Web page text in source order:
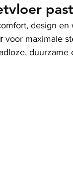
design en
voor maximale